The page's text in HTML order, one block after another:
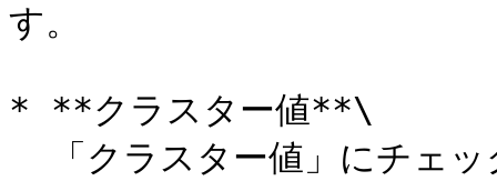
す。
* **クラスター値**\